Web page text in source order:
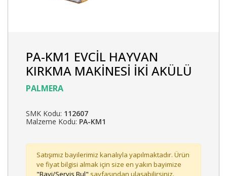
PA-KM1 EVCİL HAYVAN
KIRKMA MAKİNESİ İKİ AKÜLÜ
PALMERA
SMK Kodu: 112607
Malzeme Kodu: PA-KM1
Satışımız bayilerimiz kanalıyla yapılmaktadır. Ürün
ve fiyat bilgisi almak için size en yakın bayimize
"Bayi/Servis Bul" sayfasından ulaşabilirsiniz.